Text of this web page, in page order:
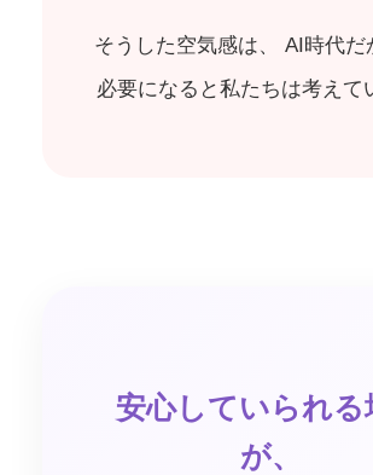
そうした空気感は、 AI時代だ
必要になると私たちは考えて
安心していられる
が、